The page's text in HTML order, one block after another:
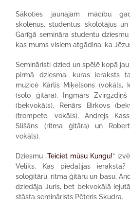
Sākoties jaunajam mācību
skolēnus, studentus, skolotājus
Garīgā semināra studentu dziesmu
kas mums visiem atgādina, ka
Semināristi dzied un spēlē kopā
pirmā dziesma, kuras ieraksts
muzicē Kārlis Miķelsons (vokāls,
(solo ģitāra), Ingmārs
(bekvokāls), Renārs Birkovs
(trompete, vokāls), Andrejs
Slišāns (ritma ģitāra) un
vokāls).
Dziesmu„Teiciet mūsu Kungu!”
Veliks. Kas piedalījās
soloģitāru, ritma ģitāru un basu,
dziedāja Juris, bet bekvokālā
stāsta seminārists Pēteris Skudra.